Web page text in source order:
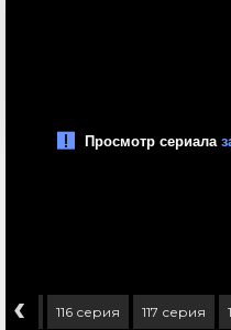
‹ 116 серия 117 серия